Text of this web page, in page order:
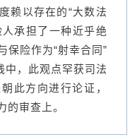
赖以存在的“大数法
人承担了一种近乎绝
保险作为“射幸合同”
中，此观点罕获司法
此方向进行论证，
的审查上。